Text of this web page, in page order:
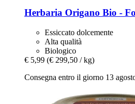
Herbaria Origano Bio -​
Essiccato dolcemente
Alta qualità
Biologico
€ 5,99 (€ 299,50 / kg)
Consegna entro il giorno 13